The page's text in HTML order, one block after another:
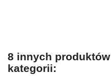
8 innych
kategorii: